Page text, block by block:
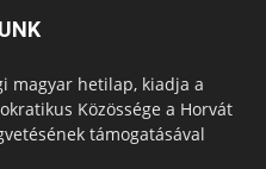
magyar hetilap, kiadja a
Közössége a Horvát
támogatásával